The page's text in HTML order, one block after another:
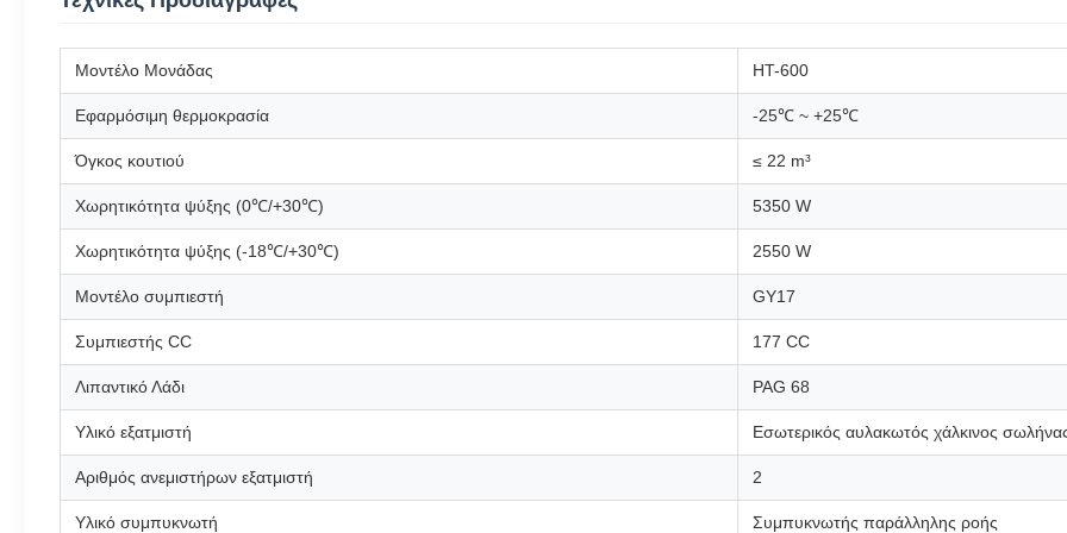
Μοντέλο Μονάδας HT-600
Εφαρμόσιμη θερμοκρασία -25℃ ~ +25℃
Όγκος κουτιού ≤ 22 m³
Χωρητικότητα ψύξης (0℃/+30℃) 5350 W
Χωρητικότητα ψύξης (-18℃/+30℃) 2550 W
Μοντέλο συμπιεστή GY17
Συμπιεστής CC 177 CC
Λιπαντικό Λάδι PAG 68
Υλικό εξατμιστή Εσωτερικός αυλακωτός χάλκινος
Αριθμός ανεμιστήρων εξατμιστή 2
Υλικό συμπυκνωτή Συμπυκνωτής παράλληλης ροής